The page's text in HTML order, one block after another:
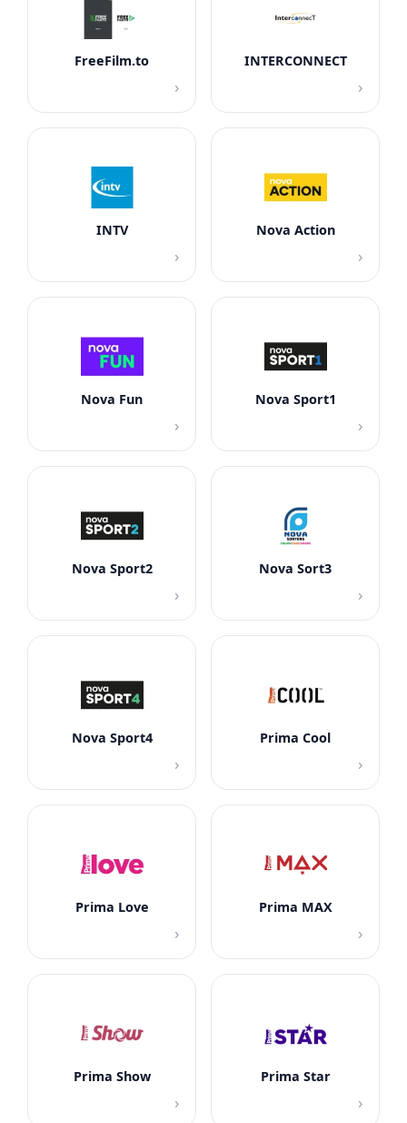
FreeFilm.to
›
INTERCONNECT
›
INTV
›
Nova Action
›
Nova Fun
›
Nova Sport1
›
Nova Sport2
›
Nova Sort3
›
Nova Sport4
›
Prima Cool
›
Prima Love
›
Prima MAX
›
Prima Show
›
Prima Star
›